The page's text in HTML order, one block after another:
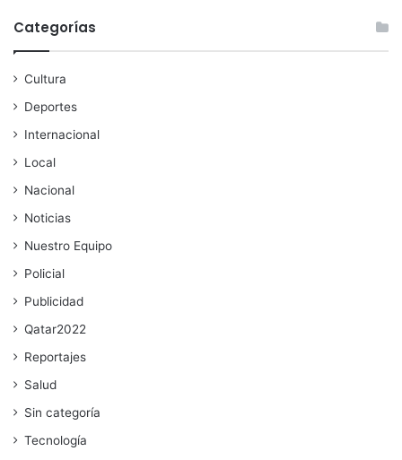
Categorías
Cultura
Deportes
Internacional
Local
Nacional
Noticias
Nuestro Equipo
Policial
Publicidad
Qatar2022
Reportajes
Salud
Sin categoría
Tecnología